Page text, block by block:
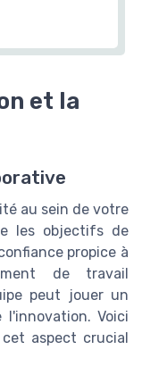
et la
au sein de votre
les objectifs de
propice à
de travail
peut jouer un
Voici
aspect crucial